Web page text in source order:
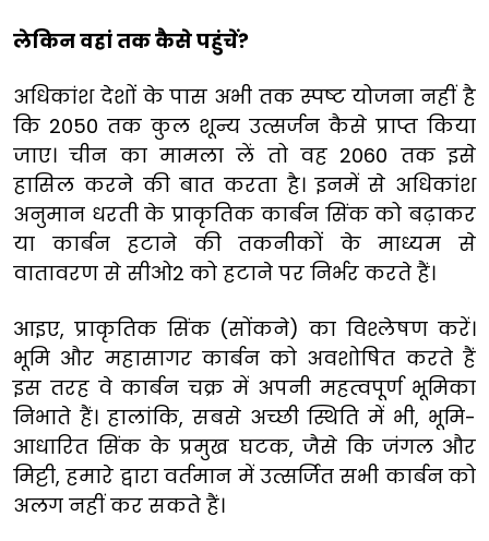
लेकिन वहां तक कैसे पहुंचें?
अधिकांश देशों के पास अभी तक स्पष्ट योजना नहीं है
कि 2050 तक कुल शून्य उत्सर्जन कैसे प्राप्त किया
जाए। चीन का मामला लें तो वह 2060 तक इसे
हासिल करने की बात करता है। इनमें से अधिकांश
अनुमान धरती के प्राकृतिक कार्बन सिंक को बढ़ाकर
या कार्बन हटाने की तकनीकों के माध्यम से
वातावरण से सीओ2 को हटाने पर निर्भर करते हैं।
आइए, प्राकृतिक सिंक (सोंकने) का विश्लेषण करें।
भूमि और महासागर कार्बन को अवशोषित करते हैं
इस तरह वे कार्बन चक्र में अपनी महत्वपूर्ण भूमिका
निभाते हैं। हालांकि, सबसे अच्छी स्थिति में भी, भूमि-
आधारित सिंक के प्रमुख घटक, जैसे कि जंगल और
मिट्टी, हमारे द्वारा वर्तमान में उत्सर्जित सभी कार्बन को
अलग नहीं कर सकते हैं।